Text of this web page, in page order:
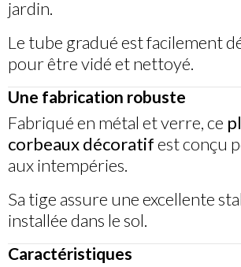
jardin.
Le tube gradué est facilement
pour être vidé et nettoyé.
Une fabrication robuste
Fabriqué en métal et verre, ce
corbeaux décoratifest conçu
aux intempéries.
Sa tige assure une excellente
installée dans le sol.
Caractéristiques